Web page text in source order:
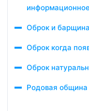
Оброк и
Оброк когда
Оброк
Родовая